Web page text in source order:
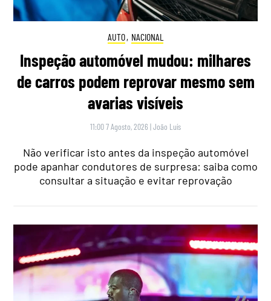
AUTO, NACIONAL
Inspeção automóvel mudou: milhares
de carros podem reprovar mesmo sem
avarias visíveis
11:00 7 Agosto, 2026 |João Luís
Não verificar isto antes da inspeção automóvel
pode apanhar condutores de surpresa: saiba como
consultar a situação e evitar reprovação